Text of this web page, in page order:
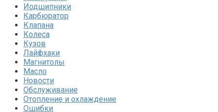
Иодшипники
Карбюратор
Клапана
Колеса
Кузов
Лайфхаки
Магнитолы
Масло
Новости
Обслуживание
Отопление и охлаждение
Ошибки